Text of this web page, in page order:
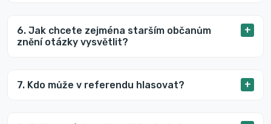
6. Jak chcete zejména starším občanům
znění otázky vysvětlit?
7. Kdo může v referendu hlasovat?